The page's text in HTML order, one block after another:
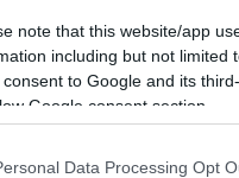
note that this website/app
including but not limited
to Google and its
Google consent section.
Data Processing Opt